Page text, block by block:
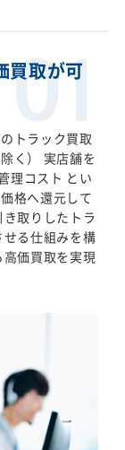
買取が可
トラック買取
く） 実店舗を
理コスト とい
格へ還元して
取りしたトラ
る仕組みを構
価買取を実現